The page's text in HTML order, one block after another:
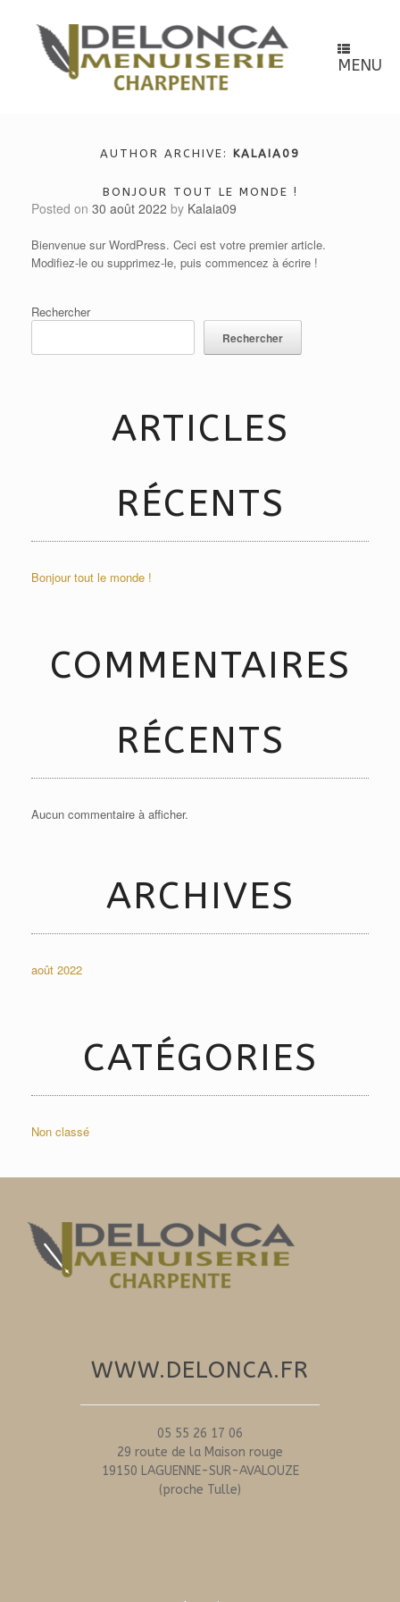
MENU
AUTHOR ARCHIVE: KALAIA09
BONJOUR TOUT LE MONDE !
Posted on 30 août 2022 by Kalaia09
Bienvenue sur WordPress. Ceci est votre premier article.
Modifiez-le ou supprimez-le, puis commencez à écrire !
Rechercher
Rechercher
ARTICLES
RÉCENTS
Bonjour tout le monde !
COMMENTAIRES
RÉCENTS
Aucun commentaire à afficher.
ARCHIVES
août 2022
CATÉGORIES
Non classé
WWW.DELONCA.FR
05 55 26 17 06
29 route de la Maison rouge
19150 LAGUENNE-SUR-AVALOUZE
(proche Tulle)